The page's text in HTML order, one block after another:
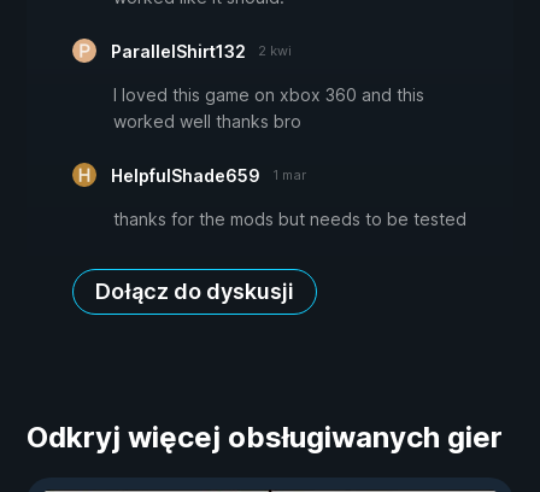
ParallelShirt132 2 kwi
I loved this game on xbox 360 and this
worked well thanks bro
HelpfulShade659 1 mar
thanks for the mods but needs to be tested
Dołącz do dyskusji
Odkryj więcej obsługiwanych gier